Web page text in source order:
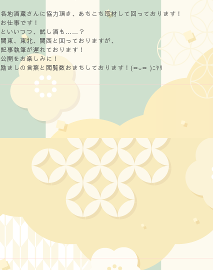
各地酒蔵さんに協力頂き、あちこち取材して回っております！
お仕事です！
といいつつ、試し酒も……？
関東、東北、関西と回っておりますが、
記事執筆が遅れております！
公開をお楽しみに！
励ましの言葉と閲覧数おまちしております！(≖ᴗ≖ )ﾆﾔﾘ